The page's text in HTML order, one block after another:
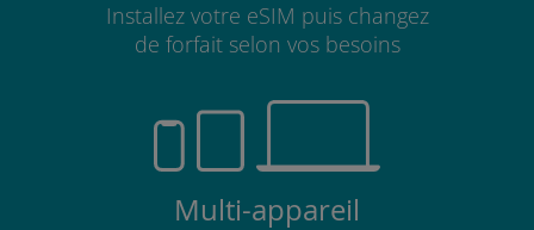
Installez votre eSIM puis changez
de forfait selon vos besoins
Multi-appareil